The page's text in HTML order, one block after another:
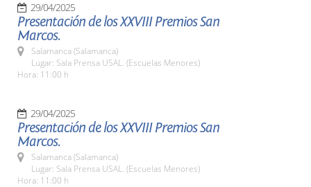
29/04/2025
Presentación de los XXVIII Premios San
Marcos.
Salamanca (Salamanca)
Lugar: Sala Prensa USAL. (Escuelas Menores)
Hora: 11:00 h
29/04/2025
Presentación de los XXVIII Premios San
Marcos.
Salamanca (Salamanca)
Lugar: Sala Prensa USAL. (Escuelas Menores)
Hora: 11:00 h